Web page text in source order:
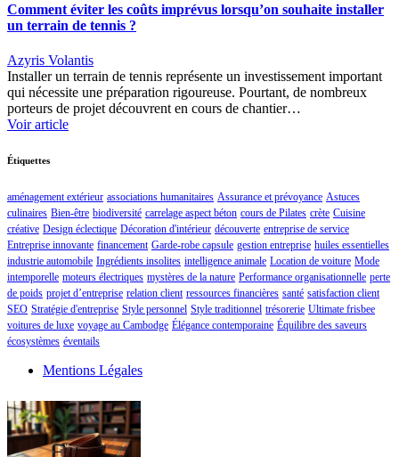
Comment éviter les coûts imprévus lorsqu’on souhaite installer
un terrain de tennis ?
Azyris Volantis
Installer un terrain de tennis représente un investissement important
qui nécessite une préparation rigoureuse. Pourtant, de nombreux
porteurs de projet découvrent en cours de chantier…
Voir article
Étiquettes
aménagement extérieur associations humanitaires Assurance et prévoyance Astuces
culinaires Bien-être biodiversité carrelage aspect béton cours de Pilates crète Cuisine
créative Design éclectique Décoration d'intérieur découverte entreprise de service
Entreprise innovante financement Garde-robe capsule gestion entreprise huiles essentielles
industrie automobile Ingrédients insolites intelligence animale Location de voiture Mode
intemporelle moteurs électriques mystères de la nature Performance organisationnelle perte
de poids projet d’entreprise relation client ressources financières santé satisfaction client
SEO Stratégie d'entreprise Style personnel Style traditionnel trésorerie Ultimate frisbee
voitures de luxe voyage au Cambodge Élégance contemporaine Équilibre des saveurs
écosystèmes éventails
Mentions Légales